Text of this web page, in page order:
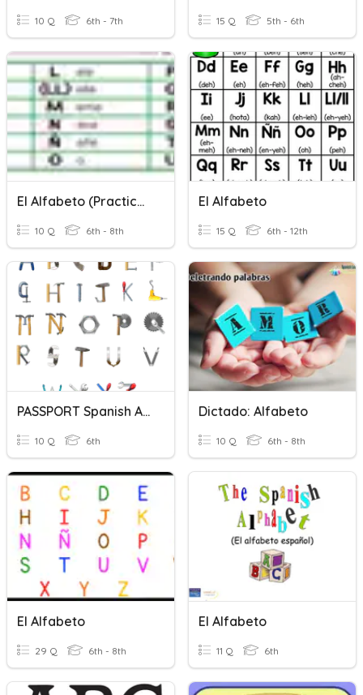
10 Q 6th - 7th 15 Q 5th - 6th
El Alfabeto (practicando El Deletreo)
10 Q 6th - 8th
El Alfabeto
15 Q 6th - 12th
PASSPORT Spanish Alfabeto
10 Q 6th
Dictado: Alfabeto
10 Q 6th - 8th
El Alfabeto
29 Q 6th - 8th
El Alfabeto
11 Q 6th